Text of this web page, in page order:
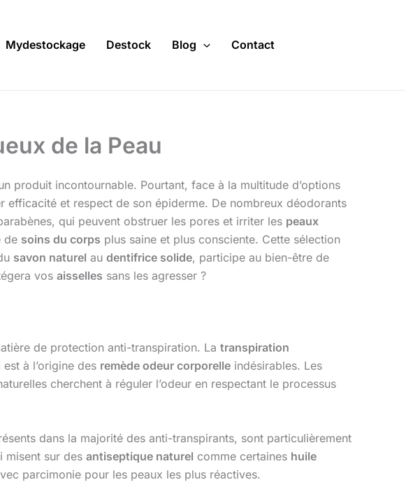
Mydestockage Destock Blog Contact
de la Peau
produit incontournable. Pourtant, face à la multitude d’options
efficacité et respect de son épiderme. De nombreux déodorants
qui peuvent obstruer les pores et irriter les peaux
de soins du corps plus saine et plus consciente. Cette sélection
savon naturel au dentifrice solide, participe au bien-être de
vos aisselles sans les agresser ?
de protection anti-transpiration. La transpiration
à l’origine des remède odeur corporelle indésirables. Les
cherchent à réguler l’odeur en respectant le processus
dans la majorité des anti-transpirants, sont particulièrement
misent sur des antiseptique naturel comme certaines huile
parcimonie pour les peaux les plus réactives.